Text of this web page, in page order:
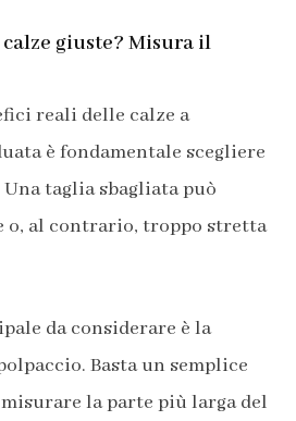
giuste? Misura il
reali delle calze a
è fondamentale scegliere
taglia sbagliata può
o, al contrario, troppo stretta
da considerare è la
Basta un semplice
la parte più larga del